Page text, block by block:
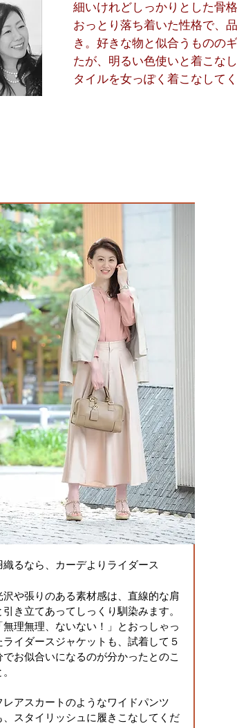
細いけれどしっかりとした骨
おっとり落ち着いた性格で、
き。好きな物と似合うものの
たが、明るい色使いと着こな
タイルを女っぽく着こなして
織るなら、カーデよりライダース
沢や張りのある素材感は、直線的な肩
引き立てあってしっくり馴染みます。
無理無理、ないない！」とおっしゃっ
ライダースジャケットも、試着して５
でお似合いになるのが分かったとのこ
レアスカートのようなワイドパンツ
、スタイリッシュに履きこなしてくだ